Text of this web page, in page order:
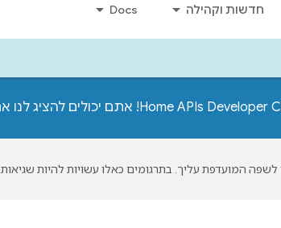
חדשות וקהילה Docs